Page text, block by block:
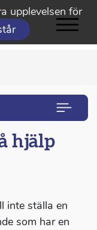
upplevelsen för
hjälp
inte ställa en
som har en